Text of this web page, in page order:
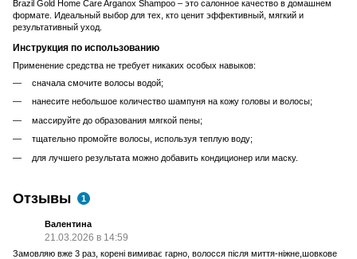
Brazil Gold Home Care Arganox Shampoo – это салонное качество в домашнем
формате. Идеальный выбор для тех, кто ценит эффективный, мягкий и
результативный уход.
Инструкция по использованию
Применение средства не требует никаких особых навыков:
сначала смочите волосы водой;
нанесите небольшое количество шампуня на кожу головы и волосы;
массируйте до образования мягкой пены;
тщательно промойте волосы, используя теплую воду;
для лучшего результата можно добавить кондиционер или маску.
Отзывы 1
Валентина
21.03.2026 в 14:59
Замовляю вже 3 раз, корені вимиває гарно, волосся після миття-ніжне,шовкове